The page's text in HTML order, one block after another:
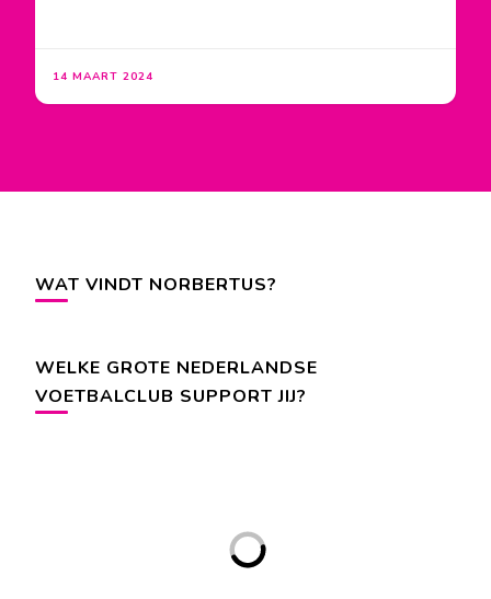
14 MAART 2024
WAT VINDT NORBERTUS?
WELKE GROTE NEDERLANDSE
VOETBALCLUB SUPPORT JIJ?